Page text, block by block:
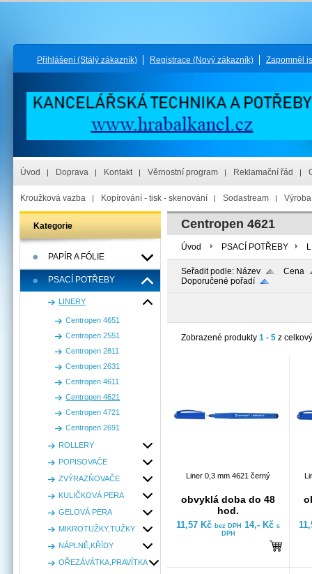
Přihlášení (Stálý zákazník) Registrace (Nový zákazník) Zapomněl
Úvod Doprava Kontakt Věrnostní program Reklamační řád
Kroužková vazba Kopírování - tisk - skenování Sodastream
Kategorie
PAPÍR A FÓLIE
PSACÍ POTŘEBY
LINERY
Centropen 4651
Centropen 2551
Centropen 2811
Centropen 2631
Centropen 4611
Centropen 4621
Centropen 4721
Centropen 2691
ROLLERY
POPISOVAČE
ZVÝRAZŇOVAČE
KULIČKOVÁ PERA
GELOVÁ PERA
MIKROTUŽKY,TUŽKY
NÁPLNĚ,KŘÍDY
OŘEZÁVÁTKA,PRAVÍTKA
Centropen 4621
Úvod PSACÍ POTŘEBY
Seřadit podle: Název
Cena
Doporučené pořadí
Zobrazené produkty 1 - 5 z
Liner 0,3 mm 4621 černý
obvyklá doba do 48
hod.
11,57 Kč bez DPH 14,- Kč s
DPH